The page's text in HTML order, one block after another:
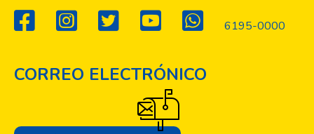
6195-0000
CORREO ELECTRÓNICO